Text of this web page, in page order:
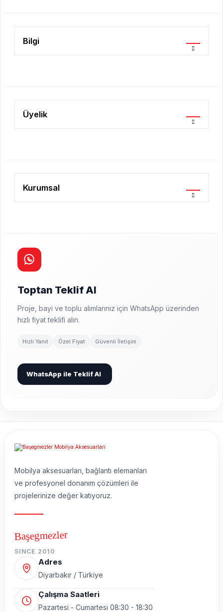
Bilgi
Üyelik
Kurumsal
Toptan Teklif Al
Proje, bayi ve toplu alımlarınız için WhatsApp üzerinden
hızlı fiyat teklifi alın.
Hızlı Yanıt Özel Fiyat Güvenli İletişim
WhatsApp ile Teklif Al
Mobilya aksesuarları, bağlantı elemanları
ve profesyonel donanım çözümleri ile
projelerinize değer katıyoruz.
Başegmezler
SINCE 2010
Adres
Diyarbakır / Türkiye
Çalışma Saatleri
Pazartesi - Cumartesi 08:30 - 18:30